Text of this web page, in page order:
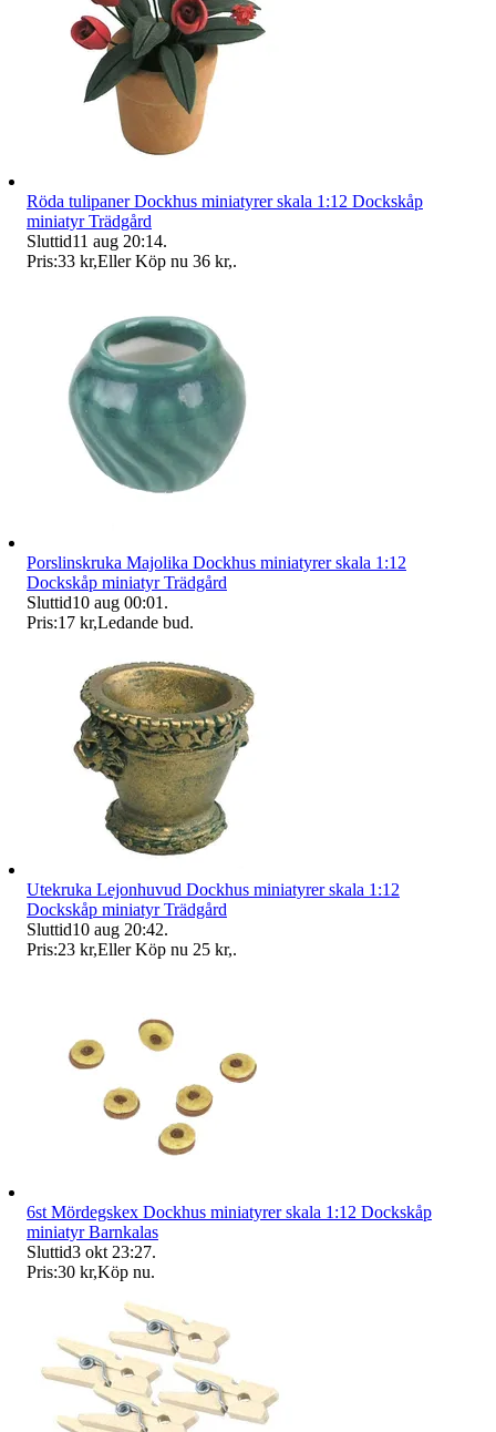
Röda tulipaner Dockhus miniatyrer skala 1:12 Dockskåp
miniatyr Trädgård
Sluttid11 aug 20:14.
Pris:33 kr,Eller Köp nu 36 kr,.
Porslinskruka Majolika Dockhus miniatyrer skala 1:12
Dockskåp miniatyr Trädgård
Sluttid10 aug 00:01 .
Pris:17 kr,Ledande bud.
Utekruka Lejonhuvud Dockhus miniatyrer skala 1:12
Dockskåp miniatyr Trädgård
Sluttid10 aug 20:42.
Pris:23 kr,Eller Köp nu 25 kr,.
6st Mördegskex Dockhus miniatyrer skala 1:12 Dockskåp
miniatyr Barnkalas
Sluttid3 okt 23:27.
Pris:30 kr,Köp nu.